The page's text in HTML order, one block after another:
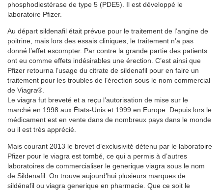
phosphodiestérase de type 5 (PDE5). Il est développé le
laboratoire Pfizer.
Au départ sildenafil était prévue pour le traitement de l’angine de
poitrine, mais lors des essais cliniques, le traitement n’a pas
donné l’effet escompter. Par contre la grande partie des patients
ont eu comme effets indésirables une érection. C’est ainsi que
Pfizer retourna l’usage du citrate de sildenafil pour en faire un
traitement pour les troubles de l’érection sous le nom commercial
de Viagra®.
Le viagra fut breveté et a reçu l’autorisation de mise sur le
marché en 1998 aux États-Unis et 1999 en Europe. Depuis lors le
médicament est en vente dans de nombreux pays dans le monde
ou il est très apprécié.
Mais courant 2013 le brevet d’exclusivité détenu par le laboratoire
Pfizer pour le viagra est tombé, ce qui a permis à d’autres
laboratoires de commercialiser le generique viagra sous le nom
de Sildenafil. On trouve aujourd’hui plusieurs marques de
sildénafil ou viagra generique en pharmacie. Que ce soit le